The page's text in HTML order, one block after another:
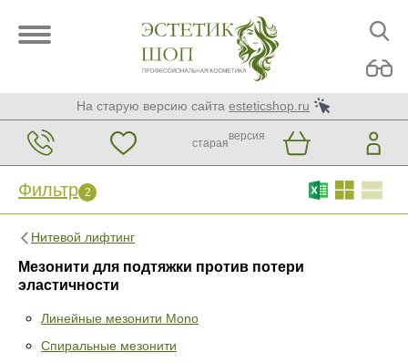
На старую версию сайта esteticshop.ru
старая
версия
Фильтр 2
Нитевой лифтинг
Мезонити для подтяжки против потери
эластичности
Линейные мезонити Mono
Спиральные мезонити
Фильтр 2 Сброс